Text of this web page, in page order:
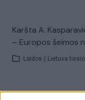
Karšta A.
– Europos šeimos
Laidos Lietuva
Dėl rekordiškai